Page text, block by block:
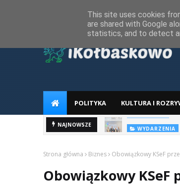
POLITYKA KULTURA I
NAJNOWSZE WYDARZENIA
Strona główna Biznes Obowiązkowy KSeF
Obowiązkowy KSeF
This site uses cookies
are shared with Google
statistics, and to detect